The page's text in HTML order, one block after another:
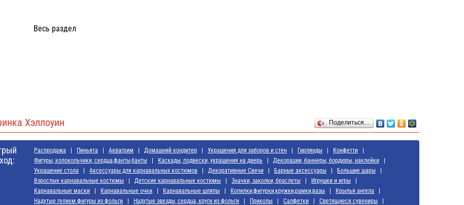
Весь раздел
Поделиться…
Хэллоуин
Распродажа Пиньята Аквагрим Домашний кондитер Украшения для заборов и стен Гирлянды
Конфетти
Фигуры, колокольчики, сердца,фанты,банты
Каскады, подвески, украшения на дверь
Декорации, баннеры, бордюры, наклейки
Украшение стола
Аксессуары для карнавальных костюмов Декоративные Свечи Барные аксессуары
Большие шары
Взрослые карнавальные костюмы
Детские карнавальные костюмы Значки, заколки, браслеты
Игрушки и игры
Карнавальные маски
Карнавальные очки Карнавальные шляпы Копилки,фигурки,кружки,рамки,вазы
Крылья ангела
Надутые гелием фигуры из фольги
Надутые звезды, сердца, круги из фольги Приколы Салфетки
Светящиеся сувениры